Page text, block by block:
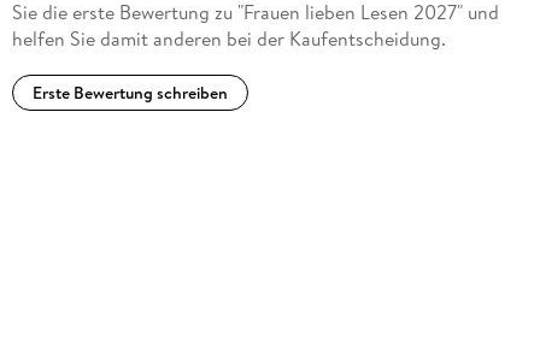
Sie die erste Bewertung zu "Frauen lieben Lesen 2027" und
helfen Sie damit anderen bei der Kaufentscheidung.
Erste Bewertung schreiben